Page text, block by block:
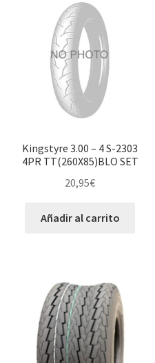
Kingstyre 3.00 – 4 S-2303
4PR TT(260X85)BLO SET
20,95€
Añadir al carrito